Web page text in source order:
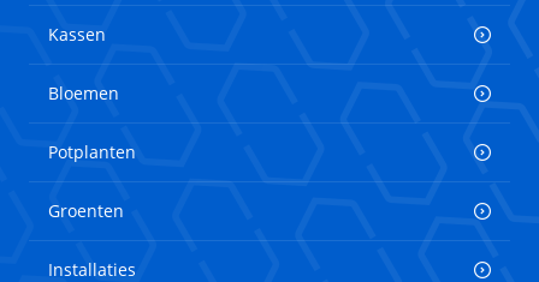
Kassen
Bloemen
Potplanten
Groenten
Installaties